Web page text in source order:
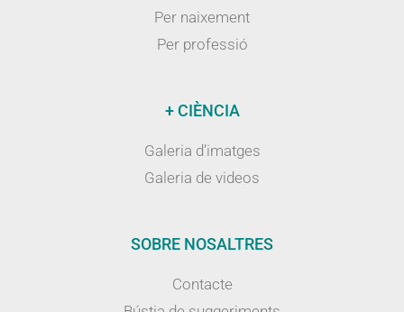
Per naixement
Per professió
+ CIÈNCIA
Galeria d’imatges
Galeria de videos
SOBRE NOSALTRES
Contacte